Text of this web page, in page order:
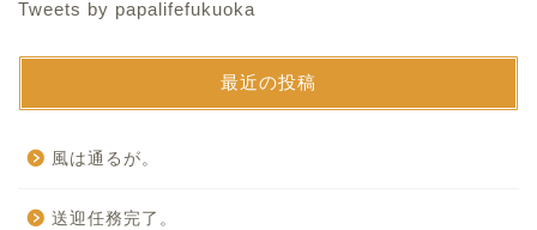
Tweets by papalifefukuoka
最近の投稿
風は通るが。
送迎任務完了。